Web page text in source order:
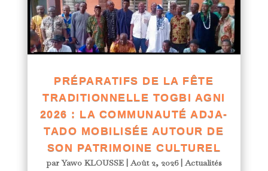
PRÉPARATIFS DE LA FÊTE
TRADITIONNELLE TOGBI AGNI
2026 : LA COMMUNAUTÉ ADJA-
TADO MOBILISÉE AUTOUR DE
SON PATRIMOINE CULTUREL
parYawo KLOUSSE|Août 2, 2026|Actualités